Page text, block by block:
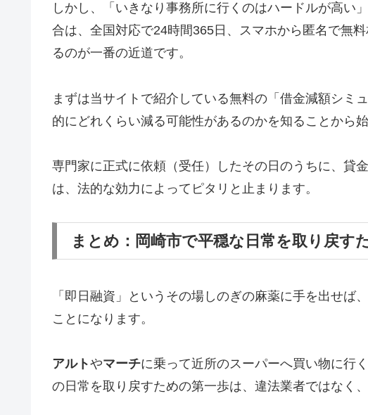
しかし、「いきなり事務所に行くのはハードルが高い
合は、全国対応で24時間365日、スマホから匿名で無
るのが一番の近道です。
まずは当サイトで紹介している無料の「借金減額シミ
的にどれくらい減る可能性があるのかを知ることから
専門家に正式に依頼（受任）したその日のうちに、貸
は、法的な効力によってピタリと止まります。
まとめ：岡崎市で平穏な日常を取り戻す
「即日融資」というその場しのぎの麻薬に手を出せば
ことになります。
アルトやマーチに乗って近所のスーパーへ買い物に行
の日常を取り戻すための第一歩は、違法業者ではなく